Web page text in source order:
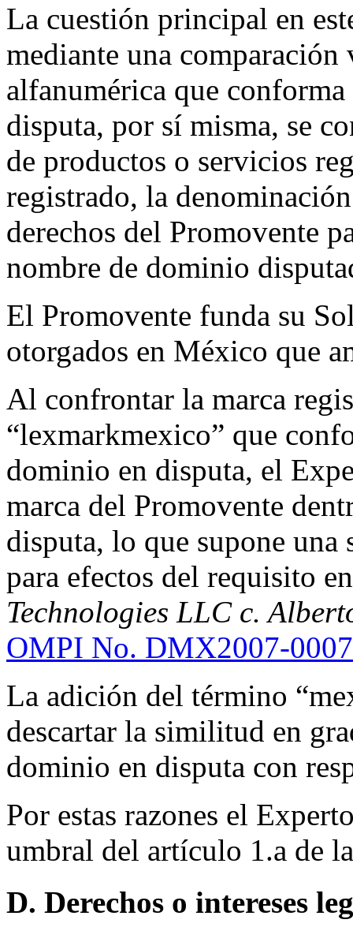
La cuestión principal en
mediante una
alfanumérica que
disputa, por sí misma, se
de productos o servicios
registrado, la
derechos del Promovente
nombre de dominio
El Promovente funda su
otorgados en México que
Al confrontar la marca
“lexmarkmexico” que
dominio en disputa, el
marca del Promovente
disputa, lo que supone
para efectos del requisito
Technologies LLC c.
OMPI No. DMX2007-0007
La adición del término
descartar la similitud en
dominio en disputa con
Por estas razones el
umbral del artículo 1.a de
D. Derechos o intereses